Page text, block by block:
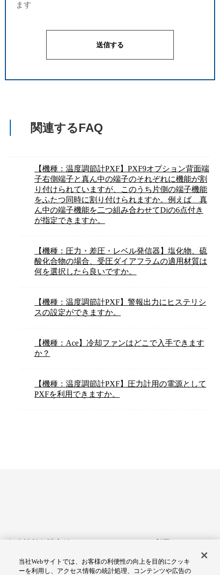
ます
関連するFAQ
【機種：温度調節計PXF】PXF9オプション背面端
子右側端子と真ん中の端子のそれぞれに機能が割
り付けられていますが、このうち片側の端子機能
をふたつ同時に割り付けられますか。例えば 真
ん中の端子機能を二つ組み合わせてDiの6点付き
が指定できますか。
【機種：圧力・差圧・レベル発信器】塩化物、硫
酸化合物の場合、受圧ダイアフラムの適用材質は
何を選択したら良いですか。
【機種：温度調節計PXF】警報出力にヒステリシ
スの設定ができますか。
【機種：Ace】冷却ファンはどこで入手できます
か？
【機種：温度調節計PXF】圧力計用の電源として
PXFを利用できますか。
アクセシビリティへの対応
Cookie設定
当社Webサイトでは、お客様の利便性の向上を目的にクッキ
ーを利用し、アクセス情報の統計処理、コンテンツや広告の